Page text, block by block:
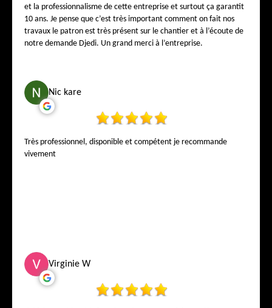
sérieuse en Belgique. Je recommande Falck & Weiss Toiture à
tous les Belges qui veulent une toiture réalisée par de vrais pros.
Vous pouvez leur faire confiance les yeux fermés, parole de
cliente plus que satisfaite. Encore un grand merci à toute l’équipe
et la professionnalisme de cette entreprise et surtout ça garantit
10 ans. Je pense que c’est très important comment on fait nos
travaux le patron est très présent sur le chantier et à l’écoute de
notre demande Djedi. Un grand merci à l’entreprise.
Nic kare
Très professionnel, disponible et compétent je recommande
vivement
Virginie W